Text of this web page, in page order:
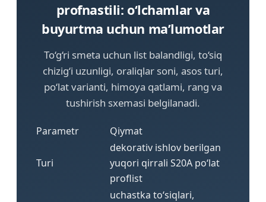
profnastili: o‘lchamlar va
buyurtma uchun ma’lumotlar
To‘g‘ri smeta uchun list balandligi, to‘siq
chizig‘i uzunligi, oraliqlar soni, asos turi,
po‘lat varianti, himoya qatlami, rang va
tushirish sxemasi belgilanadi.
Parametr Qiymat
Turi
dekorativ ishlov berilgan
yuqori qirrali S20A po‘lat
proflist
uchastka to‘siqlari,